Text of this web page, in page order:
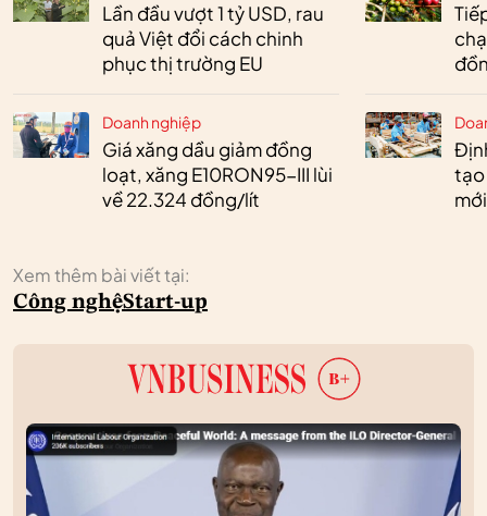
Lần đầu vượt 1 tỷ USD, rau
quả Việt đổi cách chinh
phục thị trường EU
Doanh nghiệp
Giá xăng dầu giảm đồng
loạt, xăng E10RON95-III lùi
về 22.324 đồng/lít
tạo
Xem thêm bài viết tại:
Công nghệStart-up